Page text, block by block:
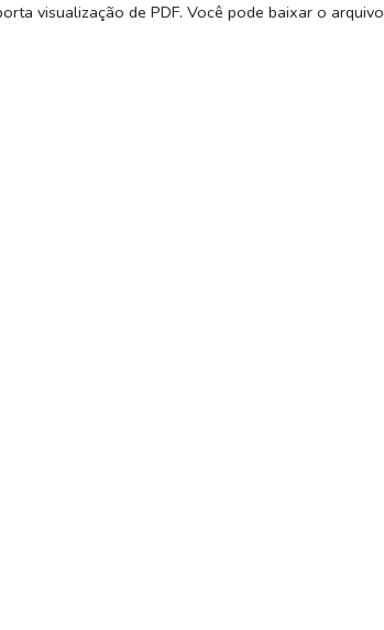
visualização de PDF. Você pode baixar o arquivo